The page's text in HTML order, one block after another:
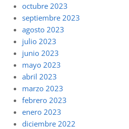
octubre 2023
septiembre 2023
agosto 2023
julio 2023
junio 2023
mayo 2023
abril 2023
marzo 2023
febrero 2023
enero 2023
diciembre 2022